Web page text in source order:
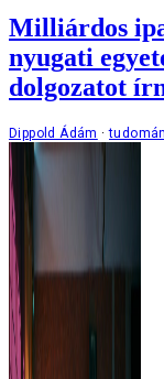
Milliárdos
nyugati
dolgozatot
Dippold Ádám